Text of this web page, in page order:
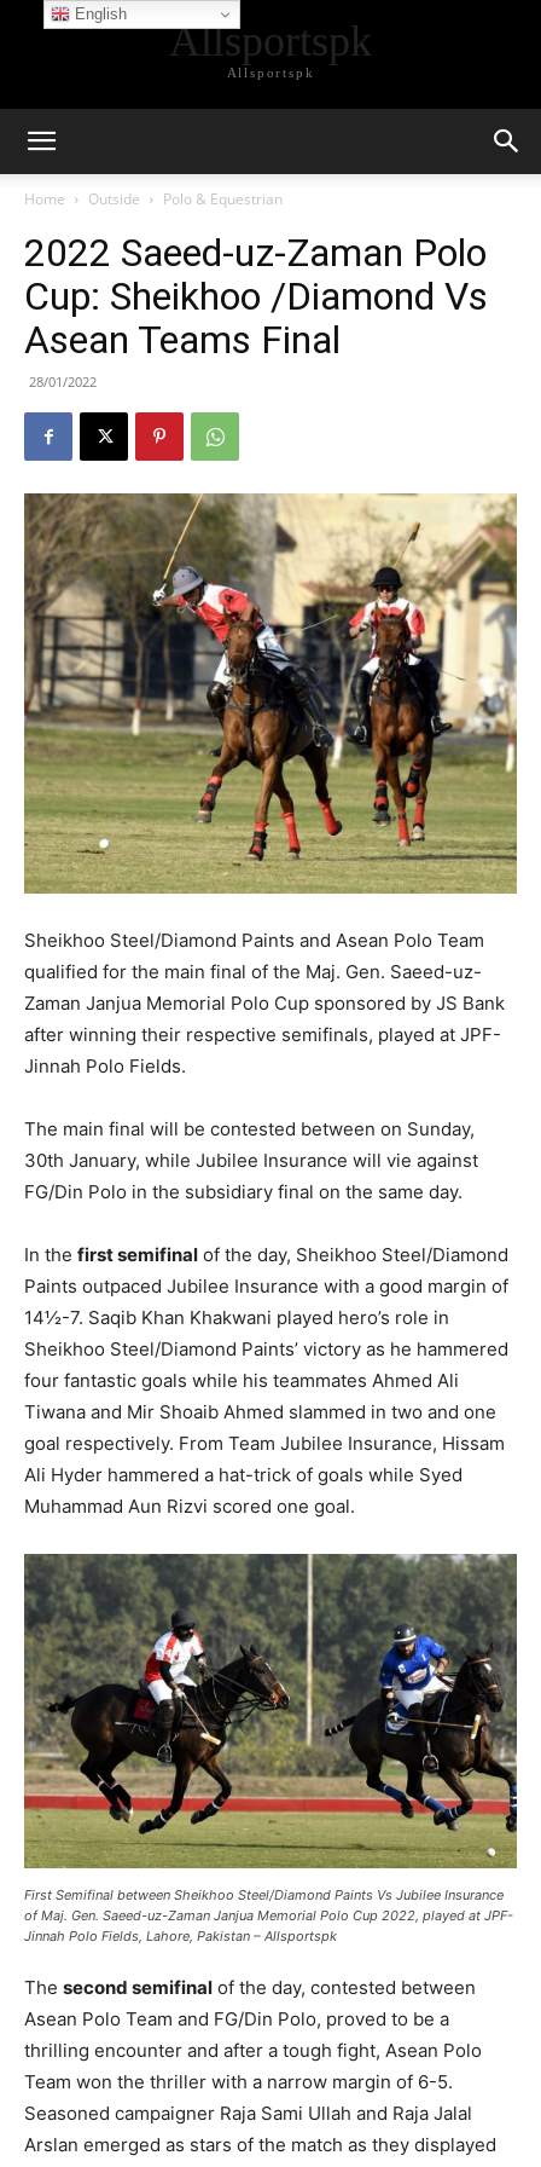
Allsportspk
Allsportspk
Home Outside Polo & Equestrian
2022 Saeed-uz-Zaman Polo
Cup: Sheikhoo /Diamond Vs
Asean Teams Final
28/01/2022
Sheikhoo Steel/Diamond Paints and Asean Polo Team
qualified for the main final of the Maj. Gen. Saeed-uz-
Zaman Janjua Memorial Polo Cup sponsored by JS Bank
after winning their respective semifinals, played at JPF-
Jinnah Polo Fields.
The main final will be contested between on Sunday,
30th January, while Jubilee Insurance will vie against
FG/Din Polo in the subsidiary final on the same day.
In the first semifinal of the day, Sheikhoo Steel/Diamond
Paints outpaced Jubilee Insurance with a good margin of
14½-7. Saqib Khan Khakwani played hero’s role in
Sheikhoo Steel/Diamond Paints’ victory as he hammered
four fantastic goals while his teammates Ahmed Ali
Tiwana and Mir Shoaib Ahmed slammed in two and one
goal respectively. From Team Jubilee Insurance, Hissam
Ali Hyder hammered a hat-trick of goals while Syed
Muhammad Aun Rizvi scored one goal.
First Semifinal between Sheikhoo Steel/Diamond Paints Vs Jubilee Insurance
of Maj. Gen. Saeed-uz-Zaman Janjua Memorial Polo Cup 2022, played at JPF-
Jinnah Polo Fields, Lahore, Pakistan – Allsportspk
The second semifinal of the day, contested between
Asean Polo Team and FG/Din Polo, proved to be a
thrilling encounter and after a tough fight, Asean Polo
Team won the thriller with a narrow margin of 6-5.
Seasoned campaigner Raja Sami Ullah and Raja Jalal
Arslan emerged as stars of the match as they displayed
English